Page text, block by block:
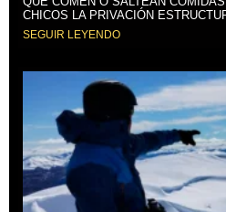
CHICOS LA PRIVACIÓN
SEGUIR LEYENDO